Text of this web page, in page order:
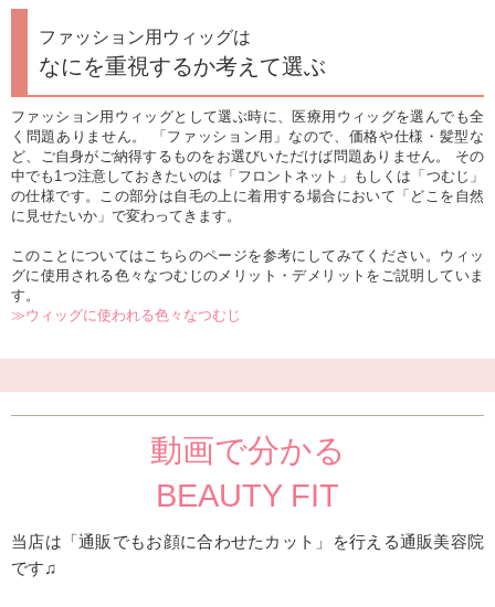
ファッション用ウィッグは
なにを重視するか考えて選ぶ
ファッション用ウィッグとして選ぶ時に、医療用ウィッグを選んでも全
く問題ありません。 「ファッション用」なので、価格や仕様・髪型な
ど、ご自身がご納得するものをお選びいただけば問題ありません。 その
中でも1つ注意しておきたいのは「フロントネット」もしくは「つむじ」
の仕様です。この部分は自毛の上に着用する場合において「どこを自然
に見せたいか」で変わってきます。
このことについてはこちらのページを参考にしてみてください。ウィッ
グに使用される色々なつむじのメリット・デメリットをご説明していま
す。
≫ウィッグに使われる色々なつむじ
動画で分かる
BEAUTY FIT
当店は「通販でもお顔に合わせたカット」を行える通販美容院
です♫